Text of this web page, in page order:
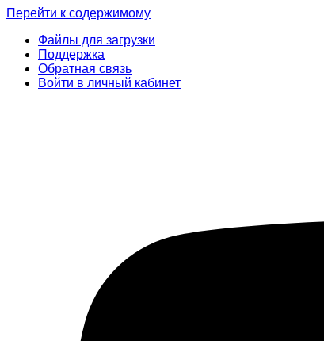
Перейти к содержимому
Файлы для загрузки
Поддержка
Обратная связь
Войти в личный кабинет